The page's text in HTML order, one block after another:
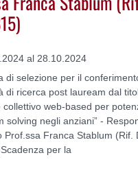
al 28.10.2024
di selezione per il
di ricerca post lauream dal
collettivo web-based per
solving negli anziani” -
Prof.ssa Franca Stablum (Rif.
per la